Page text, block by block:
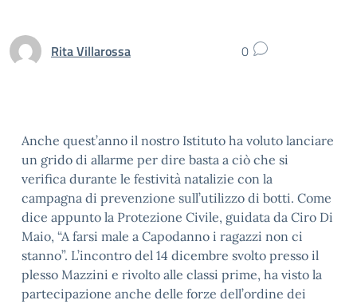
Rita Villarossa 0
Anche quest’anno il nostro Istituto ha voluto lanciare
un grido di allarme per dire basta a ciò che si
verifica durante le festività natalizie con la
campagna di prevenzione sull’utilizzo di botti. Come
dice appunto la Protezione Civile, guidata da Ciro Di
Maio, “A farsi male a Capodanno i ragazzi non ci
stanno”. L’incontro del 14 dicembre svolto presso il
plesso Mazzini e rivolto alle classi prime, ha visto la
partecipazione anche delle forze dell’ordine dei